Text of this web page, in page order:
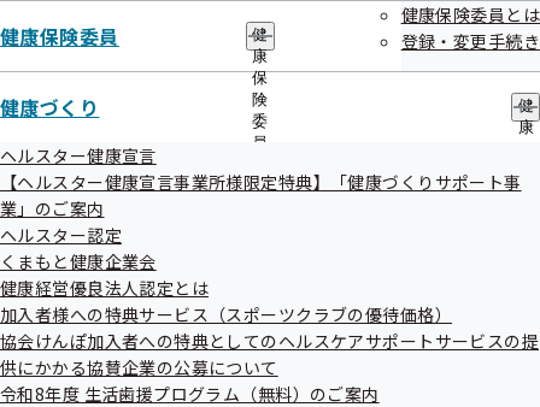
健康保険委員
健
康
保
険
委
員
サ
健康保険委員とは
登録・変更手続き
健康づくり
健
康
り
ー
ヘルスター健康宣言
【ヘルスター健康宣言事業所様限定特典】「健康づくりサポート事
業」のご案内
ヘルスター認定
くまもと健康企業会
健康経営優良法人認定とは
加入者様への特典サービス（スポーツクラブの優待価格）
協会けんぽ加入者への特典としてのヘルスケアサポートサービスの提
供にかかる協賛企業の公募について
令和8年度 生活歯援プログラム（無料）のご案内
□──────────────────────────────
１. 令和８年１月13日より「電子申請サービス」が始まります！
□──────────────────────────────
協会けんぽにおいて、これまで「紙」の申請書によって行われている
各種手続きについて、パソコン、スマートフォンを利用して申請する
ことができる「電子申請サービス」が令和８年１月13日よりスター
トします。「郵送すること」の手間・時間・費用をかけずに、オンラ
インで各種申請手続きが可能となりますので、ぜひ「電子申請サービ
ス」をご利用ください！
▼電子申請サービス対象申請書一覧はこちら
/electronic_application/covered_applications/